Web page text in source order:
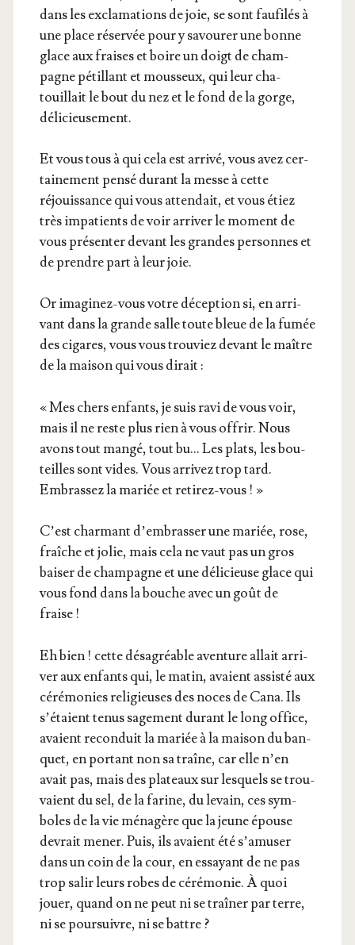
dans les excla­ma­tions de joie, se sont fau­fi­lés à
une place réser­vée pour y savou­rer une bonne
glace aux fraises et boire un doigt de cham­
pagne pétillant et mous­seux, qui leur cha­
touillait le bout du nez et le fond de la gorge,
délicieusement.
Et vous tous à qui cela est arri­vé, vous avez cer­
tai­ne­ment pen­sé durant la messe à cette
réjouis­sance qui vous atten­dait, et vous étiez
très impa­tients de voir arri­ver le moment de
vous pré­sen­ter devant les grandes per­sonnes et
de prendre part à leur joie.
Or ima­gi­nez-vous votre décep­tion si, en arri­
vant dans la grande salle toute bleue de la fumée
des cigares, vous vous trou­viez devant le maître
de la mai­son qui vous dirait :
« Mes chers enfants, je suis ravi de vous voir,
mais il ne reste plus rien à vous offrir. Nous
avons tout man­gé, tout bu… Les plats, les bou­
teilles sont vides. Vous arri­vez trop tard.
Embras­sez la mariée et retirez-vous ! »
C’est char­mant d’embrasser une mariée, rose,
fraîche et jolie, mais cela ne vaut pas un gros
bai­ser de cham­pagne et une déli­cieuse glace qui
vous fond dans la bouche avec un goût de
fraise !
Eh bien ! cette désa­gréable aven­ture allait arri­
ver aux enfants qui, le matin, avaient assis­té aux
céré­mo­nies reli­gieuses des noces de Cana. Ils
s’é­taient tenus sage­ment durant le long office,
avaient recon­duit la mariée à la mai­son du ban­
quet, en por­tant non sa traîne, car elle n’en
avait pas, mais des pla­teaux sur les­quels se trou­
vaient du sel, de la farine, du levain, ces sym­
boles de la vie ména­gère que la jeune épouse
devrait mener. Puis, ils avaient été s’a­mu­ser
dans un coin de la cour, en essayant de ne pas
trop salir leurs robes de céré­mo­nie. À quoi
jouer, quand on ne peut ni se traî­ner par terre,
ni se pour­suivre, ni se battre ?